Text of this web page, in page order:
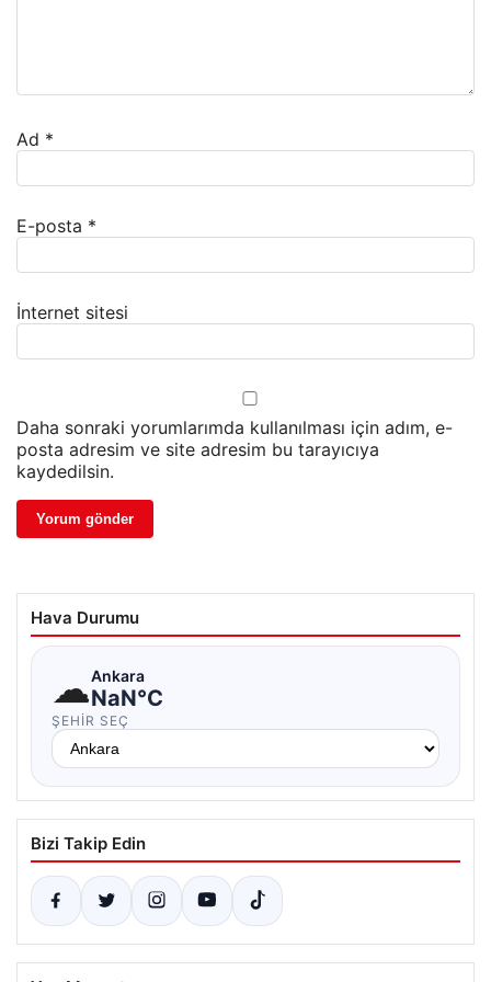
Ad *
E-posta *
İnternet sitesi
Daha sonraki yorumlarımda kullanılması için adım, e-
posta adresim ve site adresim bu tarayıcıya
kaydedilsin.
Hava Durumu
☁Ankara
NaN°C
ŞEHIR SEÇ
Bizi Takip Edin